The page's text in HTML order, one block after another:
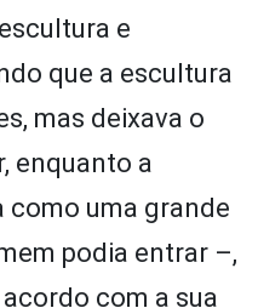
e
que a escultura
mas deixava o
enquanto a
uma grande
podia entrar –,
com a sua